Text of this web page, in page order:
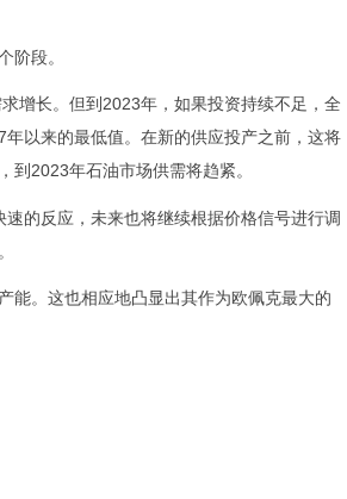
段。
长。但到2023年，如果投资持续不足，全
以来的最低值。在新的供应投产之前，这将
到2023年石油市场供需将趋紧。
的反应，未来也将继续根据价格信号进行调
。这也相应地凸显出其作为欧佩克最大的